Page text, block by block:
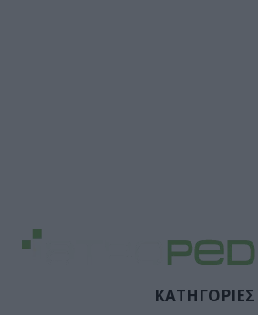
ΚΑΤΗΓΟΡΙΕΣ